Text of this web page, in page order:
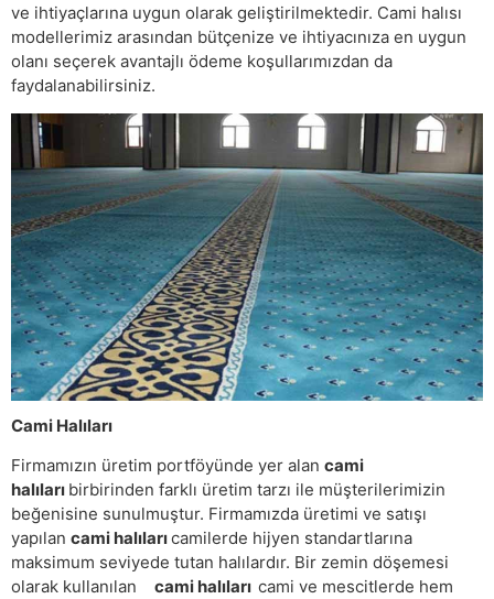
ve ihtiyaçlarına uygun olarak geliştirilmektedir. Cami halısı
modellerimiz arasından bütçenize ve ihtiyacınıza en uygun
olanı seçerek avantajlı ödeme koşullarımızdan da
faydalanabilirsiniz.
Cami Halıları
Firmamızın üretim portföyünde yer alan cami
halıları birbirinden farklı üretim tarzı ile müşterilerimizin
beğenisine sunulmuştur. Firmamızda üretimi ve satışı
yapılan cami halılarıcamilerde hijyen standartlarına
maksimum seviyede tutan halılardır. Bir zemin döşemesi
olarak kullanılan cami halıları cami ve mescitlerde hem